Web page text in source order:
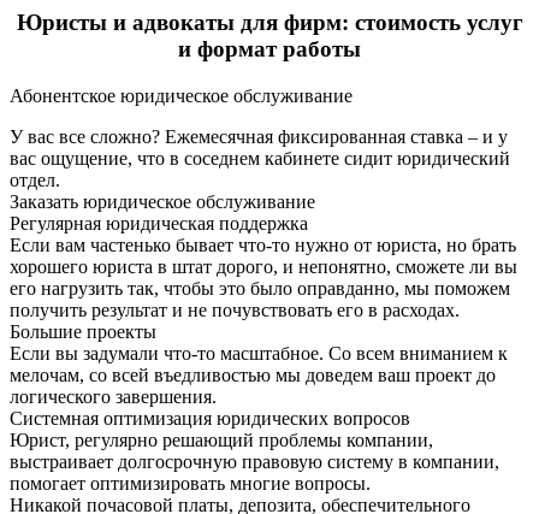
Юристы и адвокаты для фирм: стоимость услуг
и формат работы
Абонентское юридическое обслуживание
У вас все сложно? Ежемесячная фиксированная ставка – и у
вас ощущение, что в соседнем кабинете сидит юридический
отдел.
Заказать юридическое обслуживание
Регулярная юридическая поддержка
Если вам частенько бывает что-то нужно от юриста, но брать
хорошего юриста в штат дорого, и непонятно, сможете ли вы
его нагрузить так, чтобы это было оправданно, мы поможем
получить результат и не почувствовать его в расходах.
Большие проекты
Если вы задумали что-то масштабное. Со всем вниманием к
мелочам, со всей въедливостью мы доведем ваш проект до
логического завершения.
Системная оптимизация юридических вопросов
Юрист, регулярно решающий проблемы компании,
выстраивает долгосрочную правовую систему в компании,
помогает оптимизировать многие вопросы.
Никакой почасовой платы, депозита, обеспечительного